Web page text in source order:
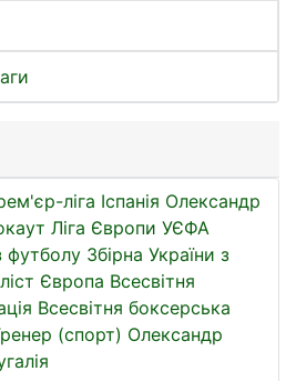
ліга Іспанія Олександр
Ліга Європи УЄФА
футболу Збірна України з
Європа Всесвітня
Всесвітня боксерська
(спорт) Олександр